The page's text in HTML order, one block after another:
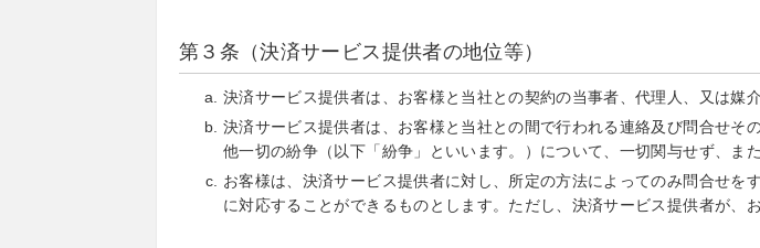
第３条（決済サービス提供者の地位等）
決済サービス提供者は、お客様と当社との契約の当事者、代理人、又は媒
決済サービス提供者は、お客様と当社との間で行われる連絡及び問合せ
他一切の紛争（以下「紛争」といいます。）について、一切関与せず、ま
お客様は、決済サービス提供者に対し、所定の方法によってのみ問合せ
に対応することができるものとします。ただし、決済サービス提供者が、